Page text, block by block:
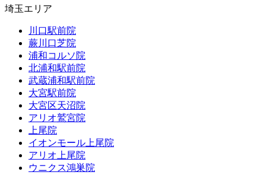
埼玉エリア
川口駅前院
蕨川口芝院
浦和コルソ院
北浦和駅前院
武蔵浦和駅前院
大宮駅前院
大宮区天沼院
アリオ鷲宮院
上尾院
イオンモール上尾院
アリオ上尾院
ウニクス鴻巣院